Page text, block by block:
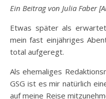
Ein Beitrag von Julia Faber
Etwas später als
mein fast einjähriges
total aufgeregt.
Als ehemaliges
GSG ist es mir natürlich
auf meine Reise